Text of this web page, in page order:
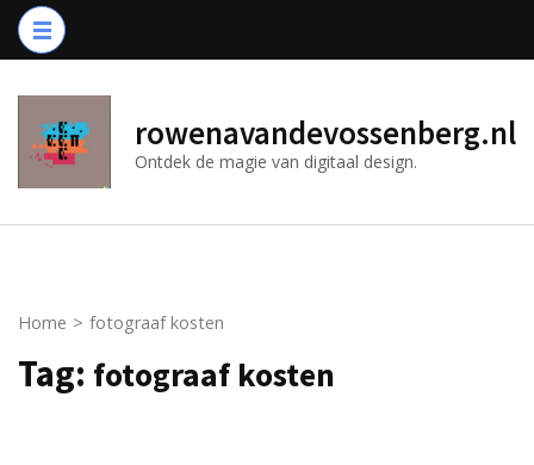
Ga
naar
(druk
Enter)
rowenavandevossenberg.nl
Ontdek de magie van digitaal design.
Home > fotograaf kosten
Tag: fotograaf kosten